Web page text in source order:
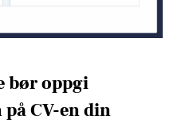
bør oppgi
CV-en din